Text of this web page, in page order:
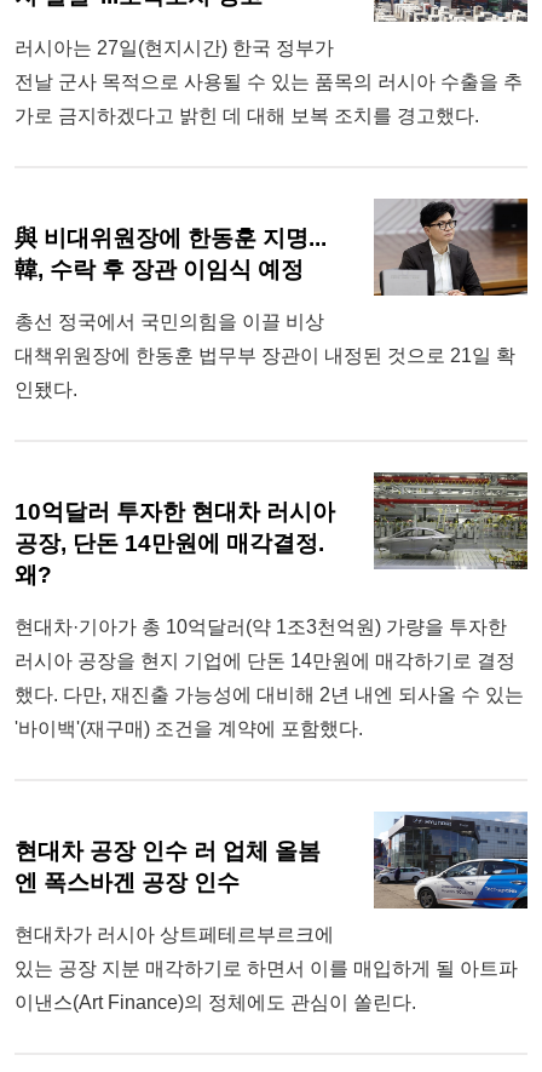
러시아는 27일(현지시간) 한국 정부가
전날 군사 목적으로 사용될 수 있는 품목의 러시아 수출을 추
가로 금지하겠다고 밝힌 데 대해 보복 조치를 경고했다.
與 비대위원장에 한동훈 지명...
韓, 수락 후 장관 이임식 예정
총선 정국에서 국민의힘을 이끌 비상
대책위원장에 한동훈 법무부 장관이 내정된 것으로 21일 확
인됐다.
10억달러 투자한 현대차 러시아
공장, 단돈 14만원에 매각결정.
왜?
현대차·기아가 총 10억달러(약 1조3천억원) 가량을 투자한
러시아 공장을 현지 기업에 단돈 14만원에 매각하기로 결정
했다. 다만, 재진출 가능성에 대비해 2년 내엔 되사올 수 있는
'바이백'(재구매) 조건을 계약에 포함했다.
현대차 공장 인수 러 업체 올봄
엔 폭스바겐 공장 인수
현대차가 러시아 상트페테르부르크에
있는 공장 지분 매각하기로 하면서 이를 매입하게 될 아트파
이낸스(Art Finance)의 정체에도 관심이 쏠린다.